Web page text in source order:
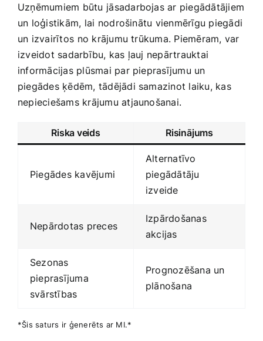
Uzņēmumiem būtu⁤ jāsadarbojas ar piegādātājiem
un loģistikām, ⁤lai nodrošinātu vienmērīgu piegādi
un izvairītos ⁢no krājumu trūkuma. Piemēram, ​var
izveidot sadarbību, kas ‍ļauj nepārtrauktai
informācijas plūsmai ​par pieprasījumu un
piegādes ķēdēm, tādējādi samazinot laiku, kas
nepieciešams krājumu atjaunošanai.
Riska veids Risinājums
Piegādes kavējumi
Alternatīvo
piegādātāju
izveide
Nepārdotas preces
Izpārdošanas
akcijas
Sezonas
pieprasījuma
svārstības
Prognozēšana un
plānošana
*Šis‍ saturs ir ģenerēts ar MI.*